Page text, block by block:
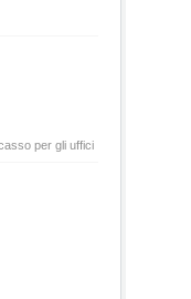
per gli uffici